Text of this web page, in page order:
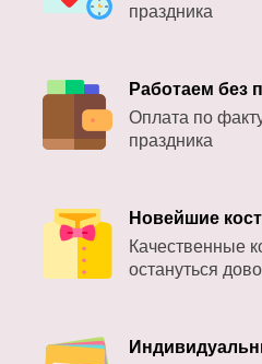
праздника
Работаем без
Оплата по
праздника
Новейшие
Качественные
остануться